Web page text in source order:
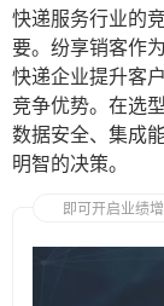
快递服务行业的
要。纷享销客作
快递企业提升客
竞争优势。在选
数据安全、集成
明智的决策。
即可开启业绩